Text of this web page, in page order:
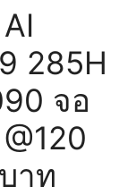
285H
จอ
าท